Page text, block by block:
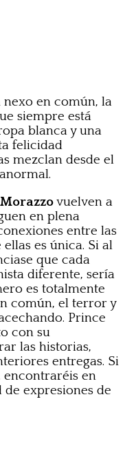
nexo en común, la
siempre está
blanca y una
felicidad
mezclan desde el
vuelven a
en plena
entre las
es única. Si al
que cada
diferente, sería
es totalmente
común, el terror y
Prince
con su
las historias,
entregas. Si
encontraréis en
expresiones de